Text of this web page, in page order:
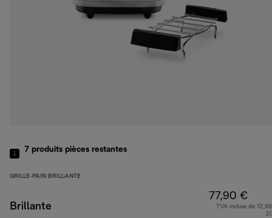
7 produits pièces restantes
GRILLE-PAIN BRILLANTE
Brillante
77,90 €
TVA incluse de